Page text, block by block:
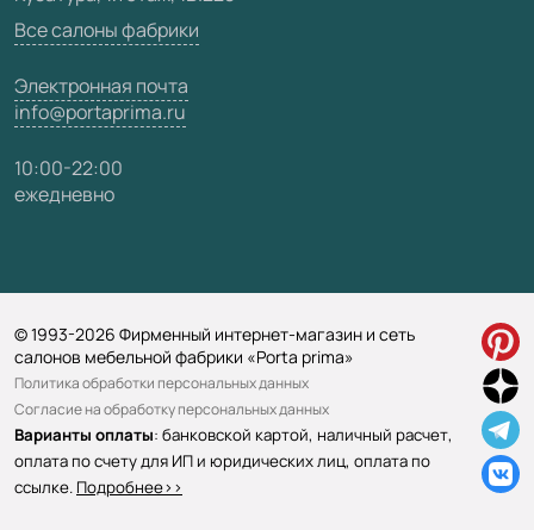
Все салоны фабрики
Электронная почта
info@portaprima.ru
10:00-22:00
ежедневно
© 1993-2026 Фирменный интернет-магазин и сеть
салонов мебельной фабрики «Porta prima»
Политика обработки персональных данных
Согласие на обработку персональных данных
Варианты оплаты: банковской картой, наличный расчет,
оплата по счету для ИП и юридических лиц, оплата по
ссылке. Подробнее>>